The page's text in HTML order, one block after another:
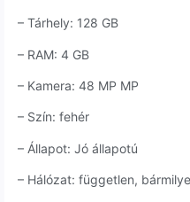
– Tárhely: 128 GB
– RAM: 4 GB
– Kamera: 48 MP MP
– Szín: fehér
– Állapot: Jó állapotú
– Hálózat: független,